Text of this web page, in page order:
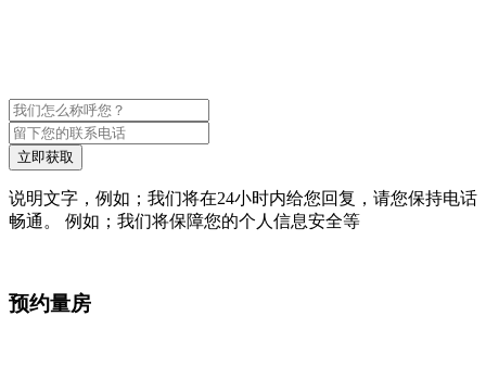
立即获取
说明文字，例如；我们将在24小时内给您回复，请您保持电话
畅通。 例如；我们将保障您的个人信息安全等
预约量房